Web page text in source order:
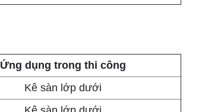
Ứng dụng trong thi công
Kê sàn lớp dưới